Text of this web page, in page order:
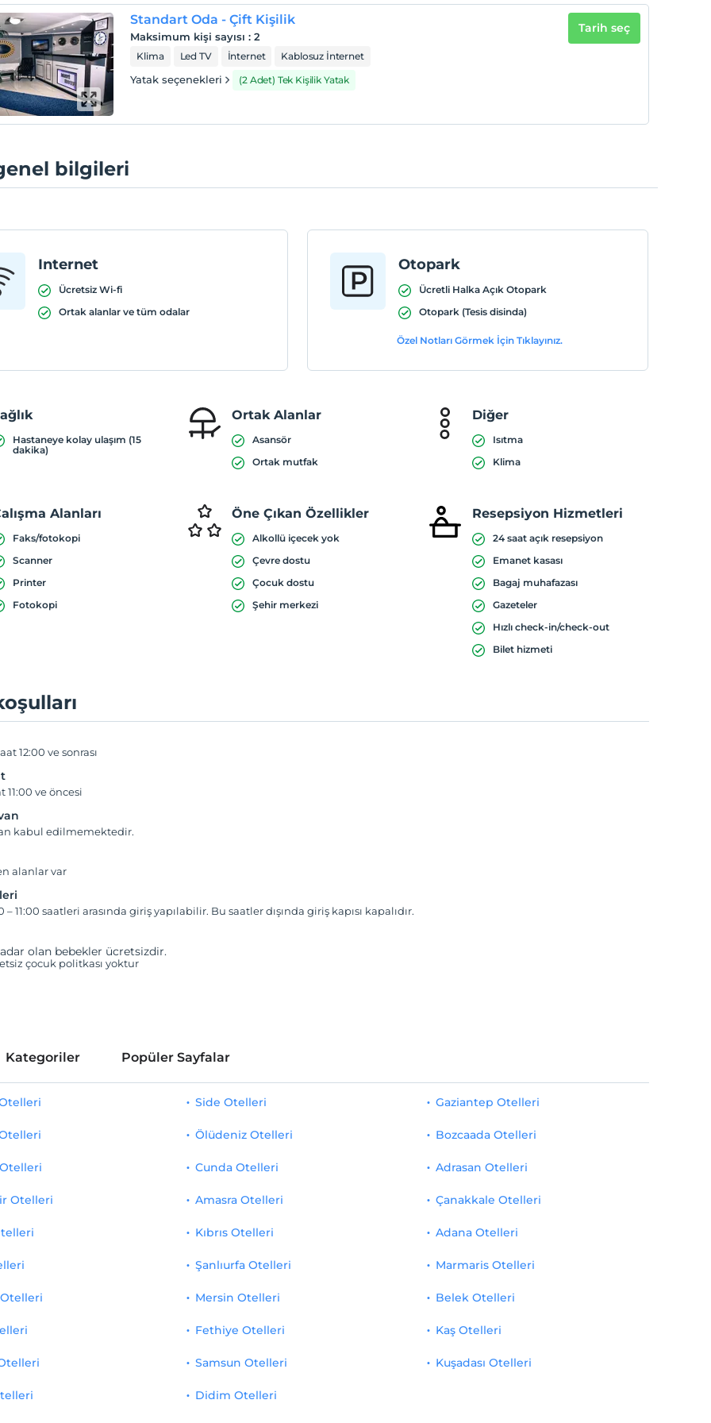
Standart Oda - Çift Kişilik
Maksimum kişi sayısı :2
Klima Led TV İnternet Kablosuz İnternet
Yatak seçenekleri (2 Adet) Tek Kişilik Yatak
Tarih seç
bilgileri
Internet
Ücretsiz Wi-fi
Ortak alanlar ve tüm odalar
Otopark
Ücretli Halka Açık Otopark
Otopark (Tesis disinda)
Özel Notları Görmek İçin Tıklayınız.
Hastaneye kolay ulaşım (15
dakika)
Ortak Alanlar
Asansör
Ortak mutfak
Diğer
Isıtma
Klima
Alanları
Faks/fotokopi
Scanner
Printer
Fotokopi
Öne Çıkan Özellikler
Alkollü içecek yok
Çevre dostu
Çocuk dostu
Şehir merkezi
Resepsiyon Hizmetleri
24 saat açık resepsiyon
Emanet kasası
Bagaj muhafazası
Gazeteler
Hızlı check-in/check-out
Bilet hizmeti
12:00 ve sonrası
11:00 ve öncesi
kabul edilmemektedir.
alanlar var
– 11:00 saatleri arasında giriş yapılabilir. Bu saatler dışında giriş kapısı kapalıdır.
olan bebekler ücretsizdir.
çocuk politkası yoktur
Kategoriler Popüler Sayfalar
Otelleri
Side Otelleri
Ölüdeniz Otelleri
Cunda Otelleri
Amasra Otelleri
Kıbrıs Otelleri
Gaziantep Otelleri
Bozcaada Otelleri
Adrasan Otelleri
Çanakkale Otelleri
Adana Otelleri
Şanlıurfa Otelleri
Mersin Otelleri
Fethiye Otelleri
Samsun Otelleri
Didim Otelleri
Marmaris Otelleri
Belek Otelleri
Kaş Otelleri
Kuşadası Otelleri